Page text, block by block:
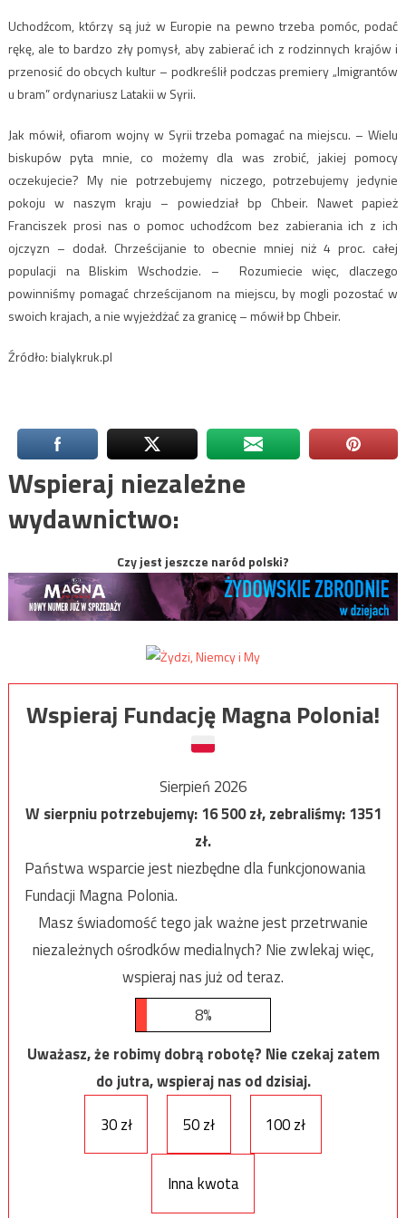
Uchodźcom, którzy są już w Europie na pewno trzeba pomóc, podać
rękę, ale to bardzo zły pomysł, aby zabierać ich z rodzinnych krajów i
przenosić do obcych kultur – podkreślił podczas premiery „Imigrantów
u bram” ordynariusz Latakii w Syrii.
Jak mówił, ofiarom wojny w Syrii trzeba pomagać na miejscu. – Wielu
biskupów pyta mnie, co możemy dla was zrobić, jakiej pomocy
oczekujecie? My nie potrzebujemy niczego, potrzebujemy jedynie
pokoju w naszym kraju – powiedział bp Chbeir. Nawet papież
Franciszek prosi nas o pomoc uchodźcom bez zabierania ich z ich
ojczyzn – dodał. Chrześcijanie to obecnie mniej niż 4 proc. całej
populacji na Bliskim Wschodzie. – Rozumiecie więc, dlaczego
powinniśmy pomagać chrześcijanom na miejscu, by mogli pozostać w
swoich krajach, a nie wyjeżdżać za granicę – mówił bp Chbeir.
Źródło: bialykruk.pl
Wspieraj niezależne
wydawnictwo:
Czy jest jeszcze naród polski?
Wspieraj Fundację Magna Polonia!
Sierpień 2026
W sierpniu potrzebujemy:16 500zł, zebraliśmy:1351
zł.
Państwa wsparcie jest niezbędne dla funkcjonowania
Fundacji Magna Polonia.
Masz świadomość tego jak ważne jest przetrwanie
niezależnych ośrodków medialnych? Nie zwlekaj więc,
wspieraj nas już od teraz.
8%
Uważasz, że robimy dobrą robotę? Nie czekaj zatem
do jutra, wspieraj nas od dzisiaj.
30 zł
50 zł 100 zł
Inna kwota